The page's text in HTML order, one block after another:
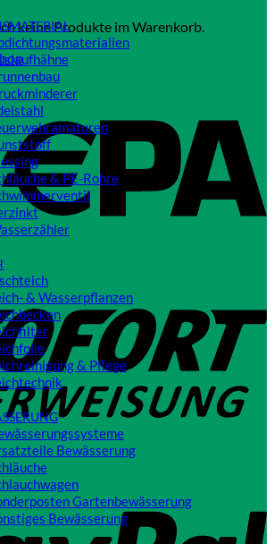
keine Produkte im Warenkorb.
& PE-Rohre
& Wasserpflanzen
& Pflege
Bewässerung
Gartenbewässerung
Bewässerung